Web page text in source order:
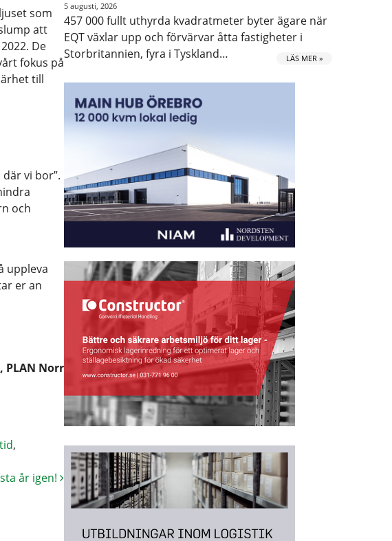
som
att
De
fokus på
till
vi bor”.
och
uppleva
er an
PLAN Norr
,
år igen!
5 augusti, 2026
457 000 fullt uthyrda kvadratmeter byter ägare när
EQT växlar upp och förvärvar åtta fastigheter i
Storbritannien, fyra i Tyskland…
LÄS MER »